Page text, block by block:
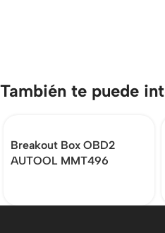
También te puede
Breakout Box OBD2
AUTOOL MMT496